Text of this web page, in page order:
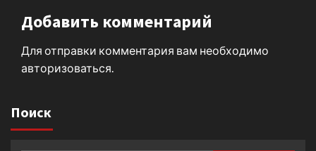
Добавить комментарий
Для отправки комментария вам необходимо
авторизоваться
Поиск